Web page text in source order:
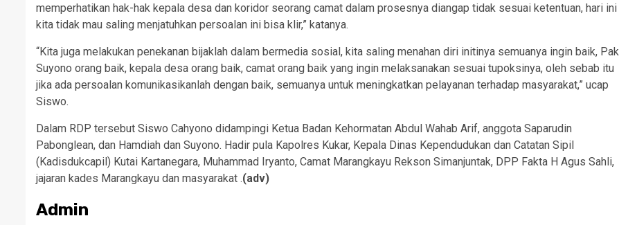
memperhatikan hak-hak kepala desa dan koridor seorang camat dalam prosesnya diangap tidak sesuai ketentuan, hari ini
kita tidak mau saling menjatuhkan persoalan ini bisa klir,” katanya.
“Kita juga melakukan penekanan bijaklah dalam bermedia sosial, kita saling menahan diri initinya semuanya ingin baik, Pak
Suyono orang baik, kepala desa orang baik, camat orang baik yang ingin melaksanakan sesuai tupoksinya, oleh sebab itu
jika ada persoalan komunikasikanlah dengan baik, semuanya untuk meningkatkan pelayanan terhadap masyarakat,” ucap
Siswo.
Dalam RDP tersebut Siswo Cahyono didampingi Ketua Badan Kehormatan Abdul Wahab Arif, anggota Saparudin
Pabonglean, dan Hamdiah dan Suyono. Hadir pula Kapolres Kukar, Kepala Dinas Kependudukan dan Catatan Sipil
(Kadisdukcapil) Kutai Kartanegara, Muhammad Iryanto, Camat Marangkayu Rekson Simanjuntak, DPP Fakta H Agus Sahli,
jajaran kades Marangkayu dan masyarakat .(adv)
Admin